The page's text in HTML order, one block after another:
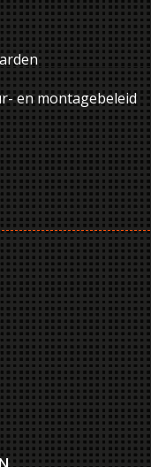
en montagebeleid